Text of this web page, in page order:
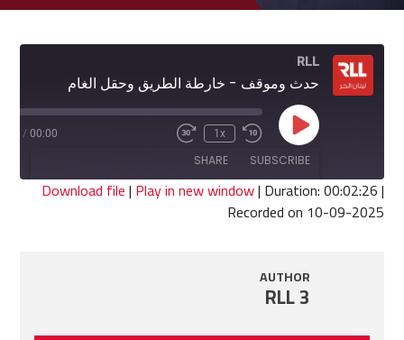
RLL
حدث وموقف - خارطة الطريق وحقل الغام
Play
Episode
Rewind
10
Seconds
1x
Fast
seconds
00:00
/
SUBSCRIBE
SHARE
SHARE
Download file| Play in new window| Duration: 00:02:26|
Recorded on 10-09-2025
AUTHOR
RLL 3